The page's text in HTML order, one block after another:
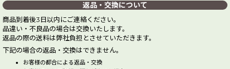
返品・交換について
商品到着後3日以内にご連絡ください。
品違い・不良品の場合は交換いたします。
返品の際の送料は弊社負担とさせていただきます。
下記の場合の返品・交換はできません。
お客様の都合による返品・交換